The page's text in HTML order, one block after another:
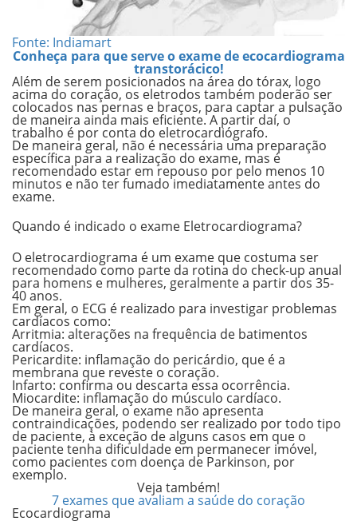
Fonte: Indiamart
Conheça para que serve o exame de ecocardiograma
transtorácico!
Além de serem posicionados na área do tórax, logo
acima do coração, os eletrodos também poderão ser
colocados nas pernas e braços, para captar a pulsação
de maneira ainda mais eficiente. A partir daí, o
trabalho é por conta do eletrocardiógrafo.
De maneira geral, não é necessária uma preparação
específica para a realização do exame, mas é
recomendado estar em repouso por pelo menos 10
minutos e não ter fumado imediatamente antes do
exame.
Quando é indicado o exame Eletrocardiograma?
O eletrocardiograma é um exame que costuma ser
recomendado como parte da rotina do check-up anual
para homens e mulheres, geralmente a partir dos 35-
40 anos.
Em geral, o ECG é realizado para investigar problemas
cardíacos como:
Arritmia: alterações na frequência de batimentos
cardíacos.
Pericardite: inflamação do pericárdio, que é a
membrana que reveste o coração.
Infarto: confirma ou descarta essa ocorrência.
Miocardite: inflamação do músculo cardíaco.
De maneira geral, o exame não apresenta
contraindicações, podendo ser realizado por todo tipo
de paciente, à exceção de alguns casos em que o
paciente tenha dificuldade em permanecer imóvel,
como pacientes com doença de Parkinson, por
exemplo.
Veja também!
7 exames que avaliam a saúde do coração
Ecocardiograma